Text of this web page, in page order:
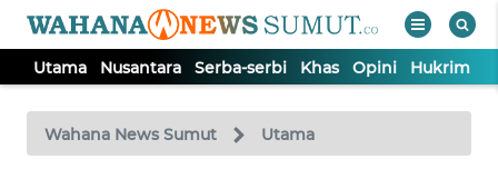
Utama Nusantara Serba-serbi Khas Opini Hukrim
Wahana News Sumut Utama
TV
Tutup